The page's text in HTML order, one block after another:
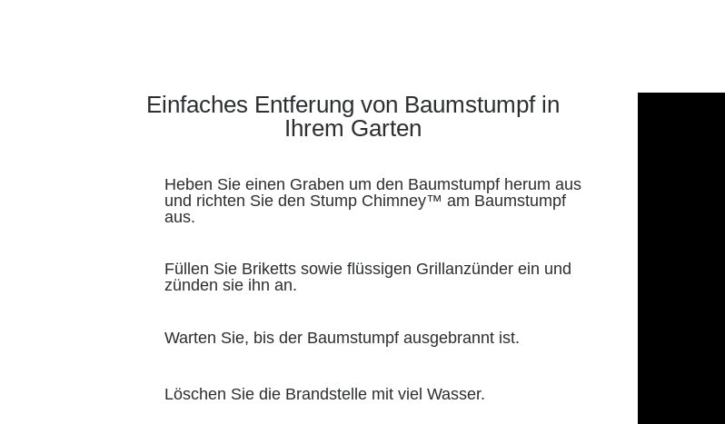
Einfaches Entferung von Baumstumpf in
Ihrem Garten
Heben Sie einen Graben um den Baumstumpf herum aus
und richten Sie den Stump Chimney™ am Baumstumpf
aus.
Füllen Sie Briketts sowie flüssigen Grillanzünder ein und
zünden sie ihn an.
Warten Sie, bis der Baumstumpf ausgebrannt ist.
Löschen Sie die Brandstelle mit viel Wasser.